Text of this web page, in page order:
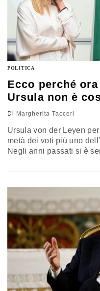
POLITICA
Ecco perché
Ursula non è
Di Margherita Tacceri
Ursula von der Leyen
metà dei voti più uno
Negli anni passati si è